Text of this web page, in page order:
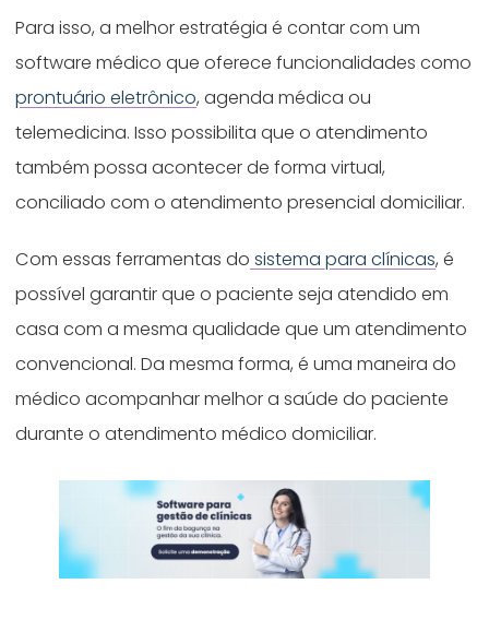
Para isso, a melhor estratégia é contar com um
software médico que oferece funcionalidades como
prontuário eletrônico, agenda médica ou
telemedicina. Isso possibilita que o atendimento
também possa acontecer de forma virtual,
conciliado com o atendimento presencial domiciliar.
Com essas ferramentas do sistema para clínicas, é
possível garantir que o paciente seja atendido em
casa com a mesma qualidade que um atendimento
convencional. Da mesma forma, é uma maneira do
médico acompanhar melhor a saúde do paciente
durante o atendimento médico domiciliar.